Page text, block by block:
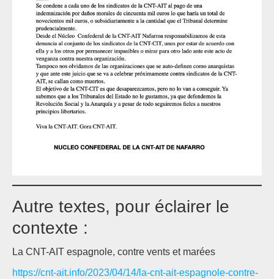
Autre textes, pour éclairer le
contexte :
La CNT-AIT espagnole, contre vents et marées
https://cnt-ait.info/2023/04/14/la-cnt-ait-espagnole-contre-